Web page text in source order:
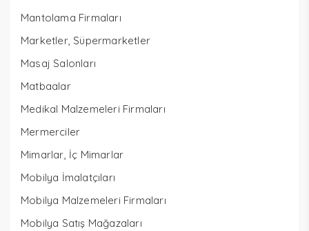
Mantolama Firmaları
Marketler, Süpermarketler
Masaj Salonları
Matbaalar
Medikal Malzemeleri Firmaları
Mermerciler
Mimarlar, İç Mimarlar
Mobilya İmalatçıları
Mobilya Malzemeleri Firmaları
Mobilya Satış Mağazaları